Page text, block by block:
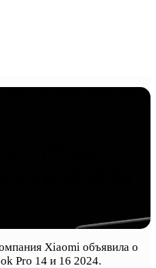
Xiaomi объявила о
Pro 14 и 16 2024.